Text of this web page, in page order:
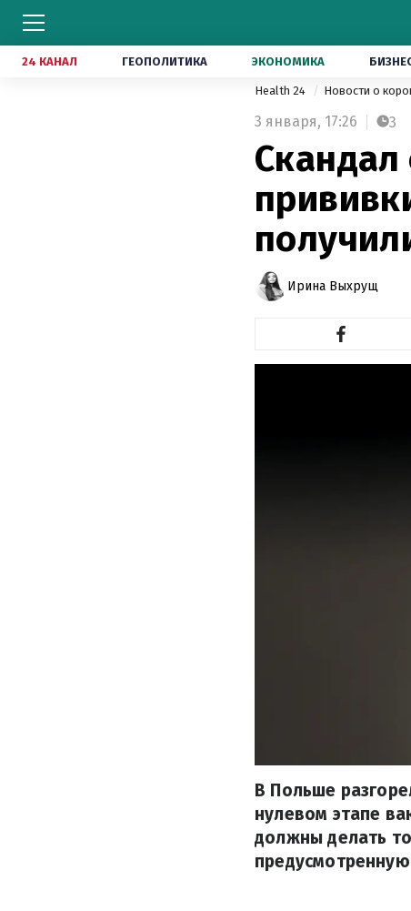
24 КАНАЛ ГЕОПОЛИТИКА ЭКОНОМИКА
Health 24 Новости о
3 января, 17:26 3
Ирина Выхрущ
В Польше
нулевом этапе
должны делать